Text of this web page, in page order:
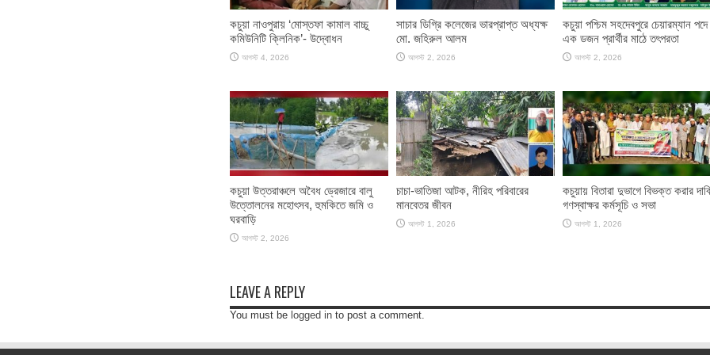
কচুয়া নাওপুরায় ‘মোস্তফা কামাল বাচ্চু
কমিউনিটি ক্লিনিক’- উদ্বোধন
আগস্ট 4, 2026
সাচার ডিগ্রি কলেজের ভারপ্রাপ্ত অধ্যক্ষ
মো. জহিরুল আলম
আগস্ট 2, 2026
কচুয়া পশ্চিম সহদেবপুরে চেয়ারম্যান পদে
এক ডজন প্রার্থীর মাঠে তৎপরতা
আগস্ট 2, 2026
কচুয়া উত্তরাঞ্চলে অবৈধ ড্রেজারে বালু
উত্তোলনের মহোৎসব, হুমকিতে জমি ও
ঘরবাড়ি
আগস্ট 2, 2026
চাচা-ভাতিজা আটক, নীরিহ পরিবারের
মানবেতর জীবন
আগস্ট 1, 2026
কচুয়ায় বিতারা দুভাগে বিভক্ত করার
গণস্বাক্ষর কর্মসূচি ও সভা
আগস্ট 1, 2026
LEAVE A REPLY
You must be logged in to post a comment.